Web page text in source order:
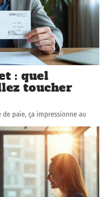
: quel
toucher
paie, ça impressionne au